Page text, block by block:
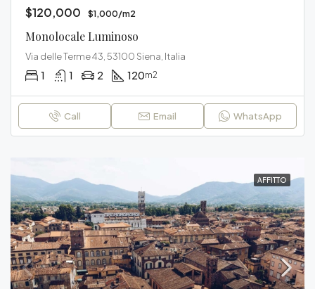
$120,000 $1,000/m2
Monolocale Luminoso
Via delle Terme 43, 53100 Siena, Italia
1 1 2 120m2
Call Email WhatsApp
AFFITTO